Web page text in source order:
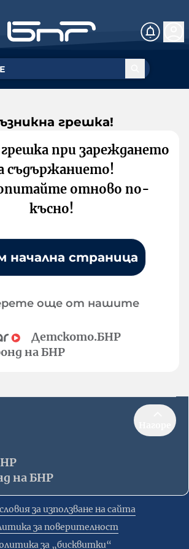
грешка!
при зареждането
съдържанието!
отново по-
късно!
начална страница
още от нашите
Детското.БНР
на БНР
на БНР
за използване на сайта
за поверителност
за „бисквитки“